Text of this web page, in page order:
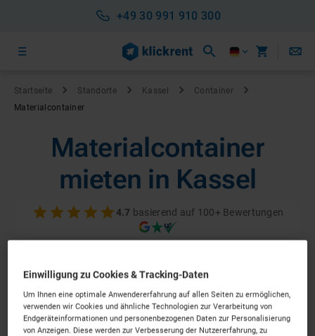
+49 30 991 910 300
Startseite Standorte Kassel
Container
Materialcontainer
Materialcontainer
mieten in Kassel
4.7 basierend auf 100+ Bewertungen
Einwilligung zu Cookies & Tracking-Daten
Um Ihnen eine optimale Anwendererfahrung auf allen Seiten zu ermöglichen,
verwenden wir Cookies und ähnliche Technologien zur Verarbeitung von
Endgeräteinformationen und personenbezogenen Daten zur Personalisierung
von Anzeigen. Diese werden zur Verbesserung der Nutzererfahrung, zu